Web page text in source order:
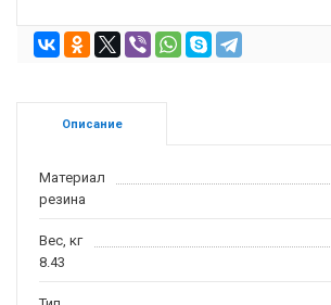
Описание
Материал
резина
Вес, кг
8.43